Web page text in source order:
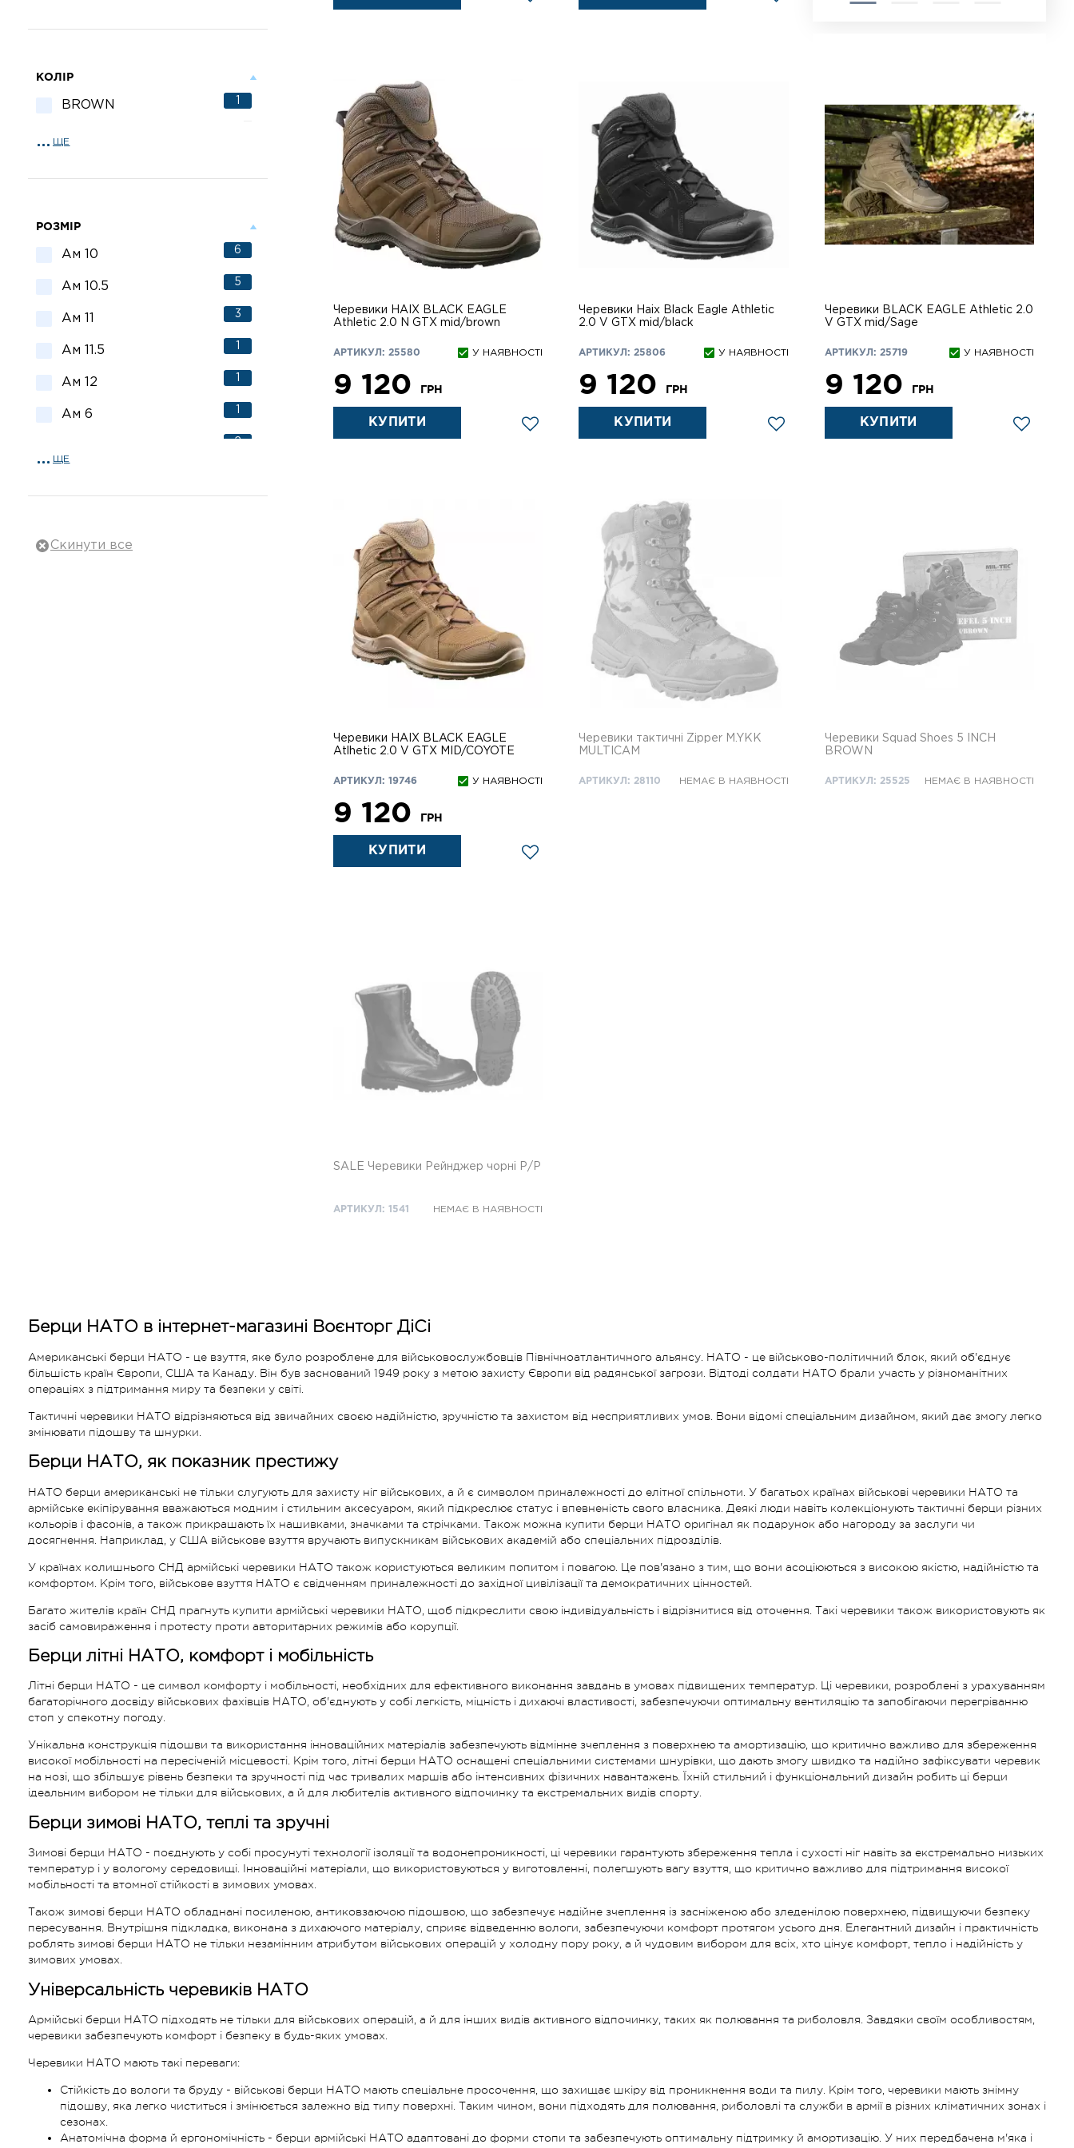
КОЛІР
BROWN
ЩЕ
РОЗМІР
Ам 10 6
Ам 10.5 5
Ам 11 3
Ам 11.5
Ам 12
Ам 6
2
Ам 8
ЩЕ
Черевики HAIX BLACK EAGLE
Athletic 2.0 N GTX mid/brown
АРТИКУЛ: 25580 У НАЯВНОСТІ
9 120 ГРН
КУПИТИ
Черевики Haix Black Eagle Athletic
2.0 V GTX mid/black
АРТИКУЛ: 25806 У НАЯВНОСТІ
9 120 ГРН
КУПИТИ
Черевики BLACK EAGLE Athletic 2.0
V GTX mid/Sage
АРТИКУЛ: 25719 У НАЯВНОСТІ
9 120 ГРН
КУПИТИ
Черевики HAIX BLACK EAGLE
Atlhetic 2.0 V GTX MID/COYOTE
АРТИКУЛ: 19746 У НАЯВНОСТІ
9 120 ГРН
КУПИТИ
Черевики тактичні Zipper M.YKK
MULTICAM
АРТИКУЛ: 28110 НЕМАЄ В НАЯВНОСТІ
Черевики Squad Shoes 5 INCH
BROWN
АРТИКУЛ: 25525 НЕМАЄ В НАЯВНОСТІ
SALE Черевики Рейнджер чорні Р/Р
АРТИКУЛ: 1541 НЕМАЄ В НАЯВНОСТІ
Берци НАТО в інтернет-магазині Воєнторг ДіСі
Американські берци НАТО - це взуття, яке було розроблене для військовослужбовців Північноатлантичного альянсу. НАТО - це військово-політичний блок, який об'єднує
більшість країн Європи, США та Канаду. Він був заснований 1949 року з метою захисту Європи від радянської загрози. Відтоді солдати НАТО брали участь у різноманітних
операціях з підтримання миру та безпеки у світі.
Тактичні черевики НАТО відрізняються від звичайних своєю надійністю, зручністю та захистом від несприятливих умов. Вони відомі спеціальним дизайном, який дає змогу легко
змінювати підошву та шнурки.
Берци НАТО, як показник престижу
НАТО берци американські не тільки слугують для захисту ніг військових, а й є символом приналежності до елітної спільноти. У багатьох країнах військові черевики НАТО та
армійське екіпірування вважаються модним і стильним аксесуаром, який підкреслює статус і впевненість свого власника. Деякі люди навіть колекціонують тактичні берци різних
кольорів і фасонів, а також прикрашають їх нашивками, значками та стрічками. Також можна купити берци НАТО оригінал як подарунок або нагороду за заслуги чи
досягнення. Наприклад, у США військове взуття вручають випускникам військових академій або спеціальних підрозділів.
У країнах колишнього СНД армійські черевики НАТО також користуються великим попитом і повагою. Це пов'язано з тим, що вони асоціюються з високою якістю, надійністю та
комфортом. Крім того, військове взуття НАТО є свідченням приналежності до західної цивілізації та демократичних цінностей.
Багато жителів країн СНД прагнуть купити армійські черевики НАТО, щоб підкреслити свою індивідуальність і відрізнитися від оточення. Такі черевики також використовують як
засіб самовираження і протесту проти авторитарних режимів або корупції.
Берци літні НАТО, комфорт і мобільність
Літні берци НАТО - це символ комфорту і мобільності, необхідних для ефективного виконання завдань в умовах підвищених температур. Ці черевики, розроблені з урахуванням
багаторічного досвіду військових фахівців НАТО, об'єднують у собі легкість, міцність і дихаючі властивості, забезпечуючи оптимальну вентиляцію та запобігаючи перегріванню
стоп у спекотну погоду.
Унікальна конструкція підошви та використання інноваційних матеріалів забезпечують відмінне зчеплення з поверхнею та амортизацію, що критично важливо для збереження
високої мобільності на пересіченій місцевості. Крім того, літні берци НАТО оснащені спеціальними системами шнурівки, що дають змогу швидко та надійно зафіксувати черевик
на нозі, що збільшує рівень безпеки та зручності під час тривалих маршів або інтенсивних фізичних навантажень. Їхній стильний і функціональний дизайн робить ці берци
ідеальним вибором не тільки для військових, а й для любителів активного відпочинку та екстремальних видів спорту.
Берци зимові НАТО, теплі та зручні
Зимові берци НАТО - поєднують у собі просунуті технології ізоляції та водонепроникності, ці черевики гарантують збереження тепла і сухості ніг навіть за екстремально низьких
температур і у вологому середовищі. Інноваційні матеріали, що використовуються у виготовленні, полегшують вагу взуття, що критично важливо для підтримання високої
мобільності та втомної стійкості в зимових умовах.
Також зимові берци НАТО обладнані посиленою, антиковзаючою підошвою, що забезпечує надійне зчеплення із засніженою або зледенілою поверхнею, підвищуючи безпеку
пересування. Внутрішня підкладка, виконана з дихаючого матеріалу, сприяє відведенню вологи, забезпечуючи комфорт протягом усього дня. Елегантний дизайн і практичність
роблять зимові берци НАТО не тільки незамінним атрибутом військових операцій у холодну пору року, а й чудовим вибором для всіх, хто цінує комфорт, тепло і надійність у
зимових умовах.
Універсальність черевиків НАТО
Армійські берци НАТО підходять не тільки для військових операцій, а й для інших видів активного відпочинку, таких як полювання та риболовля. Завдяки своїм особливостям,
черевики забезпечують комфорт і безпеку в будь-яких умовах.
Черевики НАТО мають такі переваги:
Стійкість до вологи та бруду - військові берци НАТО мають спеціальне просочення, що захищає шкіру від проникнення води та пилу. Крім того, черевики мають знімну
підошву, яка легко чиститься і змінюється залежно від типу поверхні. Таким чином, вони підходять для полювання, риболовлі та служби в армії в різних кліматичних зонах і
сезонах.
Анатомічна форма й ергономічність - берци армійські НАТО адаптовані до форми стопи та забезпечують оптимальну підтримку й амортизацію. У них передбачена м'яка і